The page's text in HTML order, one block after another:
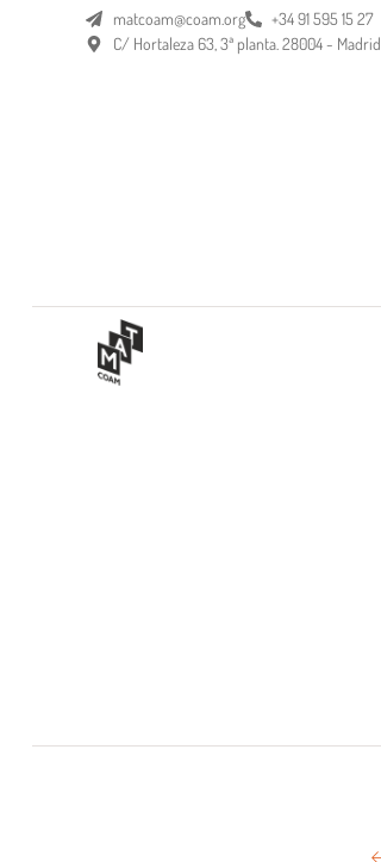
matcoam@coam.org
+34 91 595 15 27
C/ Hortaleza 63, 3ª planta. 28004 - Madrid